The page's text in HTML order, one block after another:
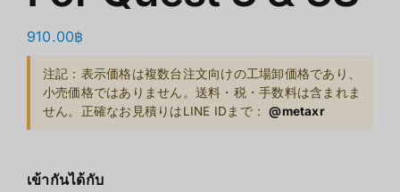
910.00฿
注記：表示価格は複数台注文向けの工場卸価格であり、
小売価格ではありません。送料・税・手数料は含まれま
せん。正確なお見積りはLINE IDまで：@metaxr
เข้ากันได้กับ